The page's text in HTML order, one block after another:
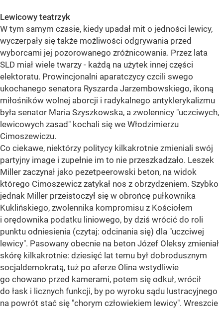
Lewicowy teatrzyk
W tym samym czasie, kiedy upadał mit o jedności lewicy,
wyczerpały się także możliwości odgrywania przed
wyborcami jej pozorowanego zróżnicowania. Przez lata
SLD miał wiele twarzy - każdą na użytek innej części
elektoratu. Prowincjonalni aparatczycy czcili swego
ukochanego senatora Ryszarda Jarzembowskiego, ikoną
miłośników wolnej aborcji i radykalnego antyklerykalizmu
była senator Maria Szyszkowska, a zwolennicy "uczciwych,
lewicowych zasad" kochali się we Włodzimierzu
Cimoszewiczu.
Co ciekawe, niektórzy politycy kilkakrotnie zmieniali swój
partyjny image i zupełnie im to nie przeszkadzało. Leszek
Miller zaczynał jako pezetpeerowski beton, na widok
którego Cimoszewicz zatykał nos z obrzydzeniem. Szybko
jednak Miller przeistoczył się w obrońcę pułkownika
Kuklińskiego, zwolennika kompromisu z Kościołem
i orędownika podatku liniowego, by dziś wrócić do roli
punktu odniesienia (czytaj: odcinania się) dla "uczciwej
lewicy". Pasowany obecnie na beton Józef Oleksy zmieniał
skórę kilkakrotnie: dziesięć lat temu był dobrodusznym
socjaldemokratą, tuż po aferze Olina wstydliwie
go chowano przed kamerami, potem się odkuł, wrócił
do łask i licznych funkcji, by po wyroku sądu lustracyjnego
na powrót stać się "chorym człowiekiem lewicy". Wreszcie